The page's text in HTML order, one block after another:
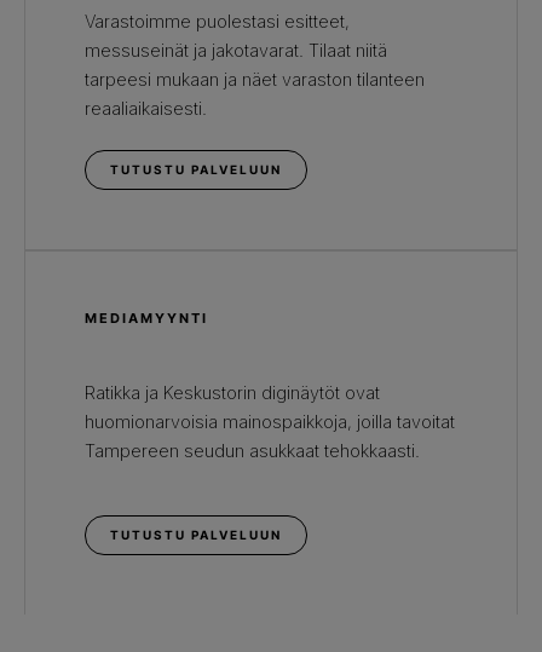
Varastoimme puolestasi esitteet,
messuseinät ja jakotavarat. Tilaat niitä
tarpeesi mukaan ja näet varaston tilanteen
reaaliaikaisesti.
TUTUSTU PALVELUUN
MEDIAMYYNTI
Ratikka ja Keskustorin diginäytöt ovat
huomionarvoisia mainospaikkoja, joilla tavoitat
Tampereen seudun asukkaat tehokkaasti.
TUTUSTU PALVELUUN